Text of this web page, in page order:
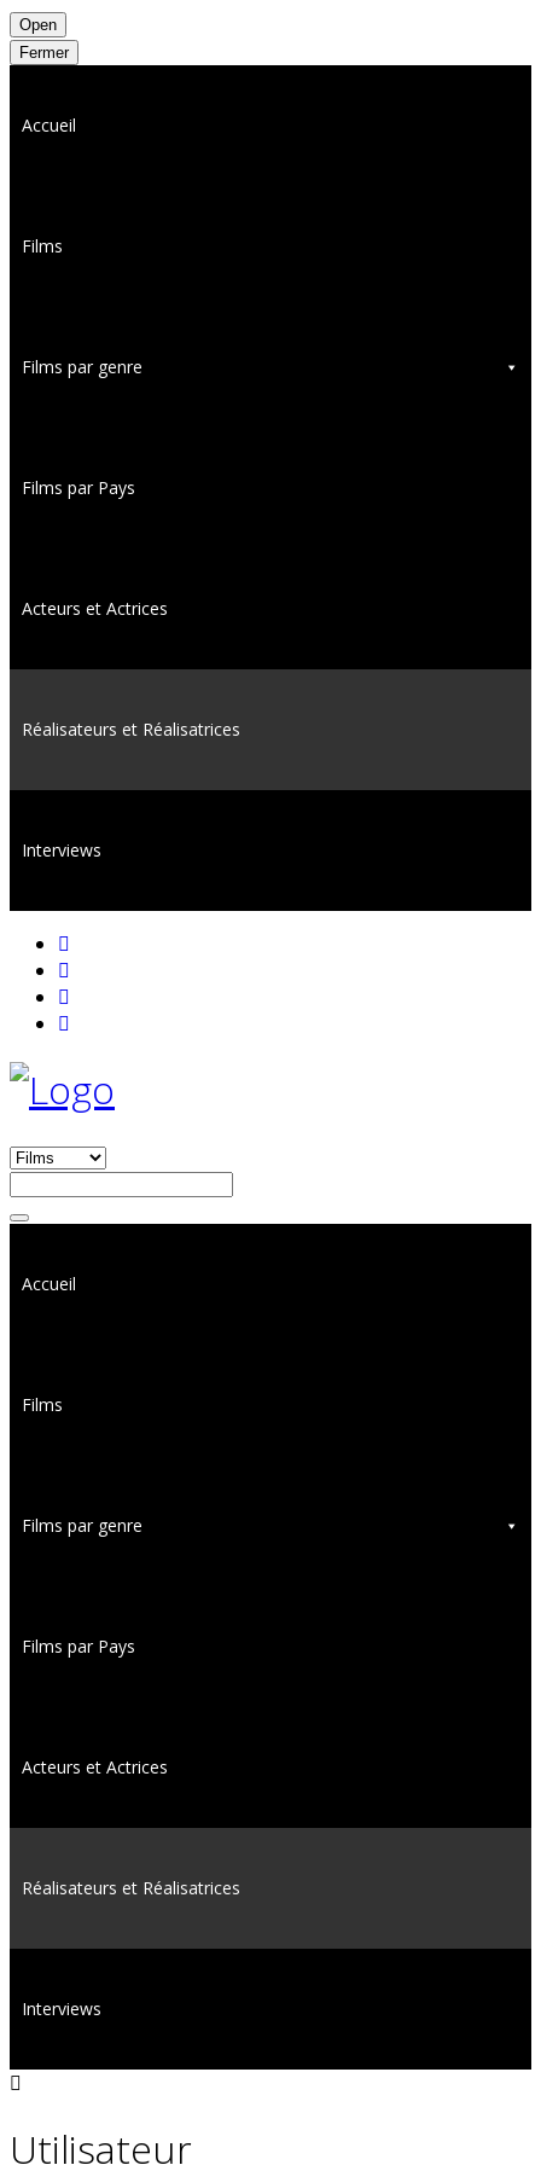
Open
Fermer
Accueil
Films
Films par genre
Films par Pays
Acteurs et Actrices
Réalisateurs et Réalisatrices
Interviews
Accueil
Films
Films par genre
Films par Pays
Acteurs et Actrices
Réalisateurs et Réalisatrices
Interviews
Utilisateur